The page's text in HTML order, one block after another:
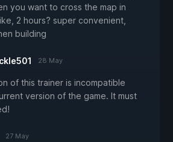
you want to cross the map in
2 hours? super convenient,
building
28 May
of this trainer is incompatible
version of the game. It must
27 May